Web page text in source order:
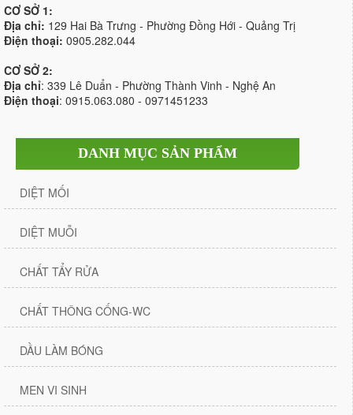
CƠ SỞ 1:
Địa chỉ: 129 Hai Bà Trưng - Phường Đồng Hới - Quảng Trị
Điện thoại: 0905.282.044
CƠ SỞ 2:
Địa chỉ: 339 Lê Duẩn - Phường Thành Vinh - Nghệ An
Điện thoại: 0915.063.080 - 0971451233
DANH MỤC SẢN PHẨM
DIỆT MỐI
DIỆT MUỖI
CHẤT TẨY RỬA
CHẤT THÔNG CỐNG-WC
DẦU LÀM BÓNG
MEN VI SINH